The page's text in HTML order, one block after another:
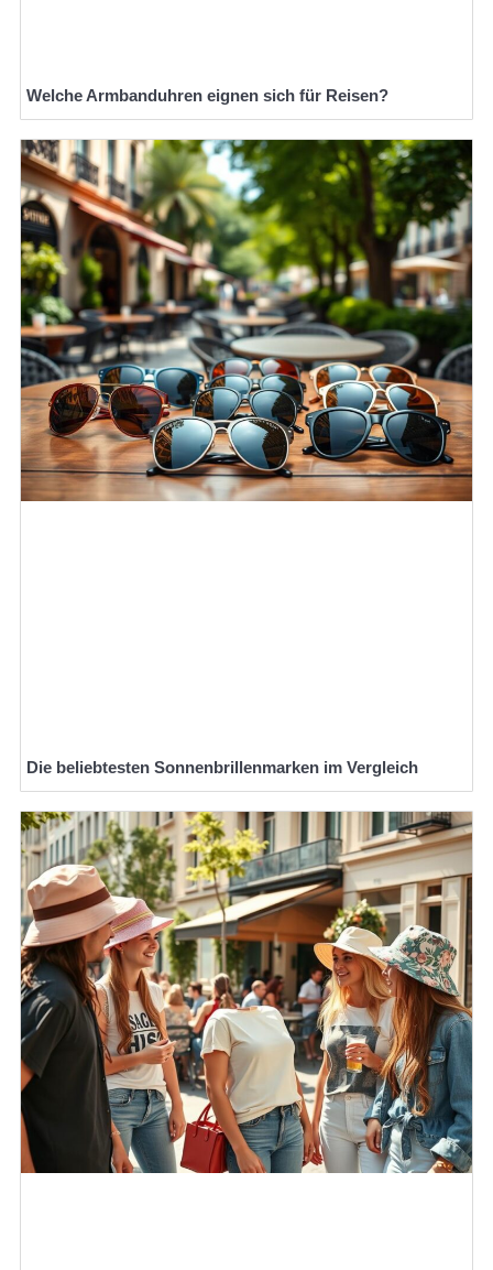
Welche Armbanduhren eignen sich für Reisen?
Die beliebtesten Sonnenbrillenmarken im Vergleich